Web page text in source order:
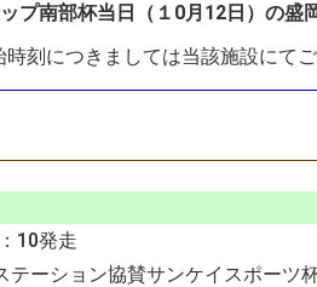
プ南部杯当日（１0月12日）の盛
刻につきましては当該施設にてご
10発走
ーション協賛サンケイスポーツ